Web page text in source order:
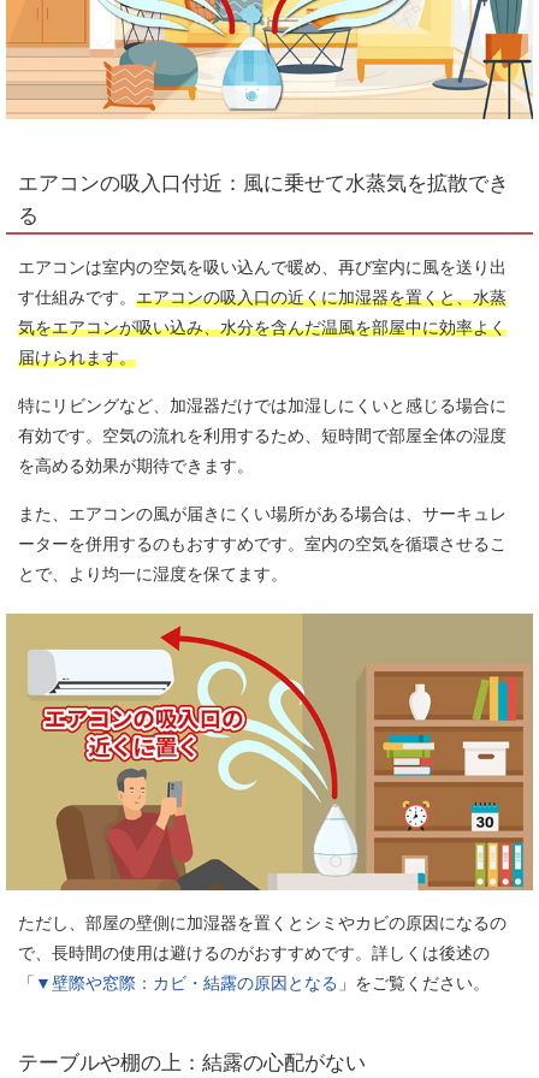
エアコンの吸入口付近：風に乗せて水蒸気を拡散でき
る
エアコンは室内の空気を吸い込んで暖め、再び室内に風を送り出
す仕組みです。 エアコンの吸入口の近くに加湿器を置くと、水蒸
気をエアコンが吸い込み、水分を含んだ温風を部屋中に効率よく
届けられます。
特にリビングなど、加湿器だけでは加湿しにくいと感じる場合に
有効です。空気の流れを利用するため、短時間で部屋全体の湿度
を高める効果が期待できます。
また、エアコンの風が届きにくい場所がある場合は、サーキュレ
ーターを併用するのもおすすめです。室内の空気を循環させるこ
とで、より均一に湿度を保てます。
ただし、部屋の壁側に加湿器を置くとシミやカビの原因になるの
で、長時間の使用は避けるのがおすすめです。詳しくは後述の
「 ▼壁際や窓際：カビ・結露の原因となる 」をご覧ください。
テーブルや棚の上：結露の心配がない